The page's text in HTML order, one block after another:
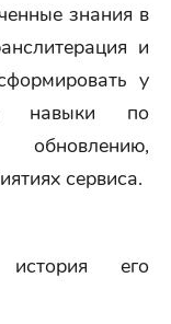
знания в
и
у
навыки по
обновлению,
сервиса.
его